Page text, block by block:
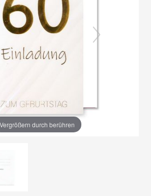
Vergrößern durch berühren